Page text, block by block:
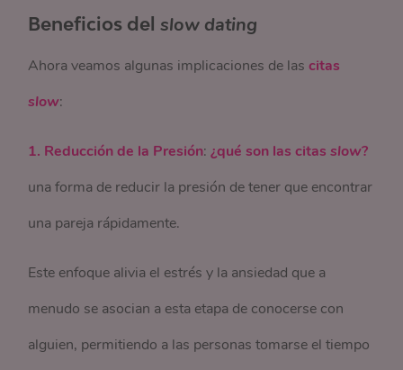
Beneficios delslow dating
Ahora veamos algunas implicaciones de lascitas
slow:
1. Reducción de la Presión:¿qué son las citasslow?
una forma de reducir la presión de tener que encontrar
una pareja rápidamente.
Este enfoque alivia el estrés y la ansiedad que a
menudo se asocian a esta etapa de conocerse con
alguien, permitiendo a las personas tomarse el tiempo